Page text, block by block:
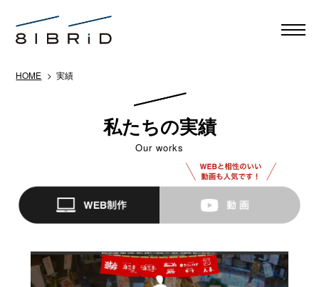
HOME > 実績
私たちの実績
Our works